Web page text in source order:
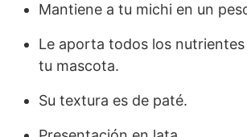
Mantiene a tu michi en un
Le aporta todos los
tu mascota.
Su textura es de paté.